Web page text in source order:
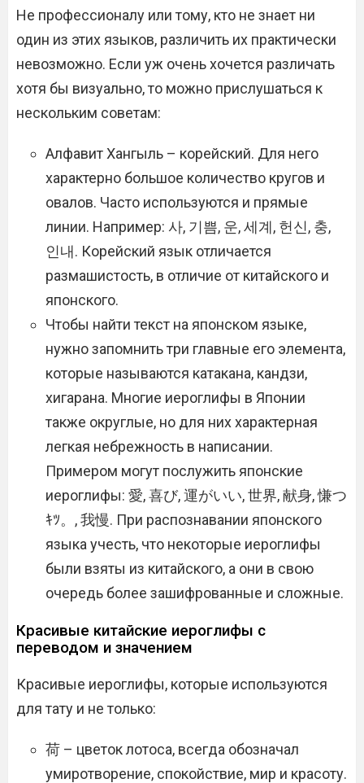
Не профессионалу или тому, кто не знает ни
один из этих языков, различить их практически
невозможно. Если уж очень хочется различать
хотя бы визуально, то можно прислушаться к
нескольким советам:
Алфавит Хангыль – корейский. Для него
характерно большое количество кругов и
овалов. Часто используются и прямые
линии. Например: 사, 기쁨, 운, 세계, 헌신, 충,
인내. Корейский язык отличается
размашистость, в отличие от китайского и
японского.
Чтобы найти текст на японском языке,
нужно запомнить три главные его элемента,
которые называются катакана, кандзи,
хигарана. Многие иероглифы в Японии
также округлые, но для них характерная
легкая небрежность в написании.
Примером могут послужить японские
иероглифы: 愛, 喜び, 運がいい, 世界, 献身, 慊つ
ｷﾂ。, 我慢. При распознавании японского
языка учесть, что некоторые иероглифы
были взяты из китайского, а они в свою
очередь более зашифрованные и сложные.
Красивые китайские иероглифы с
переводом и значением
Красивые иероглифы, которые используются
для тату и не только:
荷 – цветок лотоса, всегда обозначал
умиротворение, спокойствие, мир и красоту.